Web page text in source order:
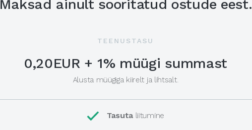
Maksad ainult sooritatud ostude eest.
TEENUSTASU
0,20EUR + 1% müügi summast
Alusta müügiga kiirelt ja lihtsalt.
Tasutaliitumine